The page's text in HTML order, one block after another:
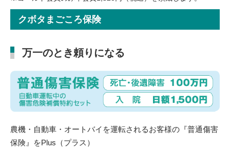
クボタまごころ保険
万一のとき頼りになる
農機・自動車・オートバイを運転されるお客様の『普通傷害
保険』をPlus（プラス）